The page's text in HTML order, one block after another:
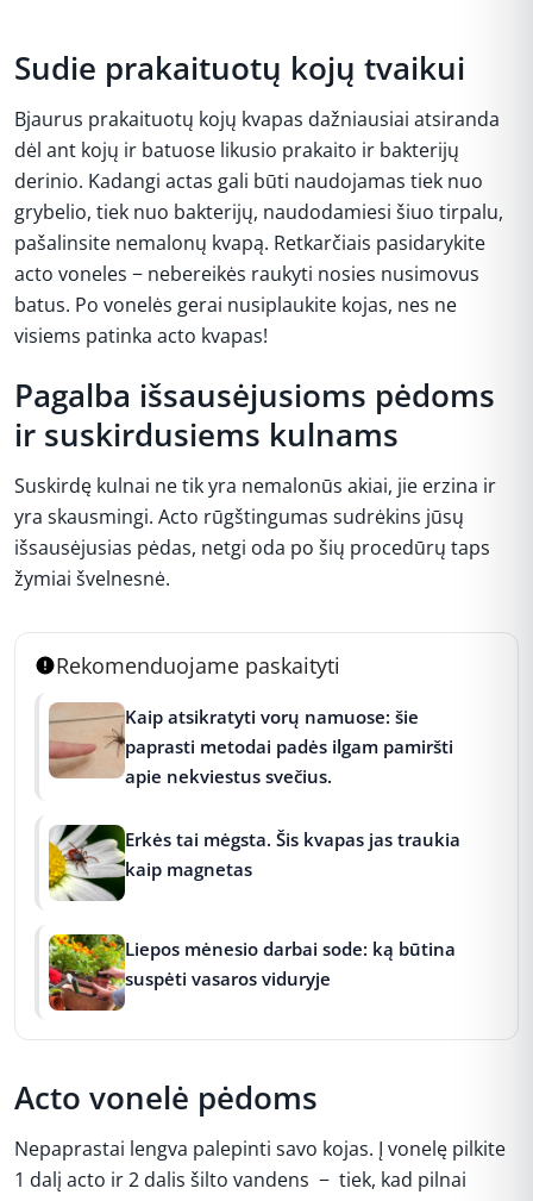
Sudie prakaituotų kojų tvaikui
Bjaurus prakaituotų kojų kvapas dažniausiai atsiranda
dėl ant kojų ir batuose likusio prakaito ir bakterijų
derinio. Kadangi actas gali būti naudojamas tiek nuo
grybelio, tiek nuo bakterijų, naudodamiesi šiuo tirpalu,
pašalinsite nemalonų kvapą. Retkarčiais pasidarykite
acto voneles − nebereikės raukyti nosies nusimovus
batus. Po vonelės gerai nusiplaukite kojas, nes ne
visiems patinka acto kvapas!
Pagalba išsausėjusioms pėdoms
ir suskirdusiems kulnams
Suskirdę kulnai ne tik yra nemalonūs akiai, jie erzina ir
yra skausmingi. Acto rūgštingumas sudrėkins jūsų
išsausėjusias pėdas, netgi oda po šių procedūrų taps
žymiai švelnesnė.
Rekomenduojame paskaityti
Kaip atsikratyti vorų namuose: šie
paprasti metodai padės ilgam pamiršti
apie nekviestus svečius.
Erkės tai mėgsta. Šis kvapas jas traukia
kaip magnetas
Liepos mėnesio darbai sode: ką būtina
suspėti vasaros viduryje
Acto vonelė pėdoms
Nepaprastai lengva palepinti savo kojas. Į vonelę pilkite
1 dalį acto ir 2 dalis šilto vandens − tiek, kad pilnai